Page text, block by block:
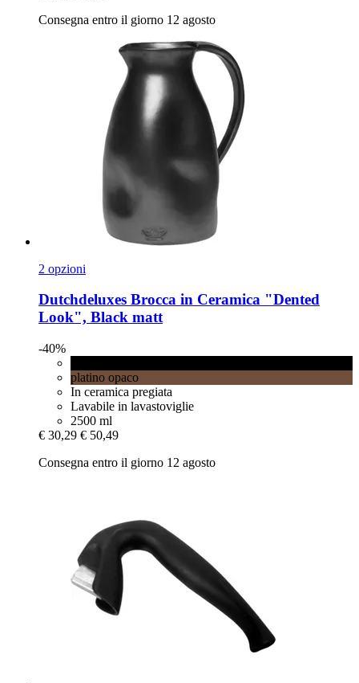
Consegna entro il giorno 12 agosto
2 opzioni
Dutchdeluxes Brocca in Ceramica "Dented
Look", Black matt
-40%
platino opaco
In ceramica pregiata
Lavabile in lavastoviglie
2500 ml
€ 30,29 € 50,49
Consegna entro il giorno 12 agosto